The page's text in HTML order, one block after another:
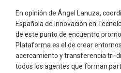
En opinión de Ángel Lanuza,
Española de Innovación en
de este punto de encuentro
Plataforma es el de crear
acercamiento y transferencia tri-
todos los agentes que forman